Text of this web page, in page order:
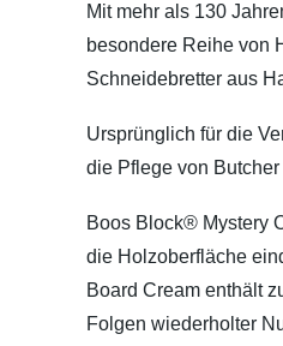
Mit mehr als 130
besondere Reihe von
Schneidebretter aus
Ursprünglich für die
die Pflege von
Boos Block® Mystery
die Holzoberfläche
Board Cream enthält
Folgen wiederholter